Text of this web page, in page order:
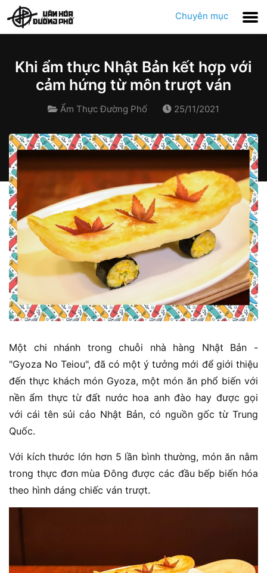
Chuyên mục
Khi ẩm thực Nhật Bản kết hợp với
cảm hứng từ môn trượt ván
Ẩm Thực Đường Phố 25/11/2021
Một chi nhánh trong chuỗi nhà hàng Nhật Bản -
"Gyoza No Teiou", đã có một ý tưởng mới để giới thiệu
đến thực khách món Gyoza, một món ăn phổ biến với
nền ẩm thực từ đất nước hoa anh đào hay được gọi
với cái tên sủi cảo Nhật Bản, có nguồn gốc từ Trung
Quốc.
Với kích thước lớn hơn 5 lần bình thường, món ăn nằm
trong thực đơn mùa Đông được các đầu bếp biến hóa
theo hình dáng chiếc ván trượt.